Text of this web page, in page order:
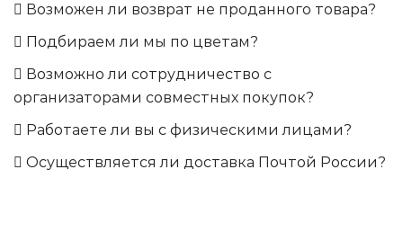
Возможен ли возврат не проданного товара?
Подбираем ли мы по цветам?
Возможно ли сотрудничество с
организаторами совместных покупок?
Работаете ли вы с физическими лицами?
Осуществляется ли доставка Почтой России?